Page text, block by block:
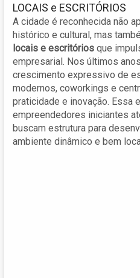
LOCAIS e ESCRITÓRIOS
A cidade é reconhecida não
histórico e cultural, mas
locais e escritórios que
empresarial. Nos últimos
crescimento expressivo de
modernos, coworkings e
praticidade e inovação. Essa
empreendedores iniciantes
buscam estrutura para
ambiente dinâmico e bem